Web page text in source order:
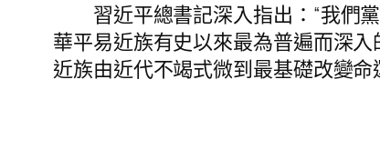
習近平總書記深入指出：“我們
華平易近族有史以來最為普遍而深
近族由近代不竭式微到最基礎改變